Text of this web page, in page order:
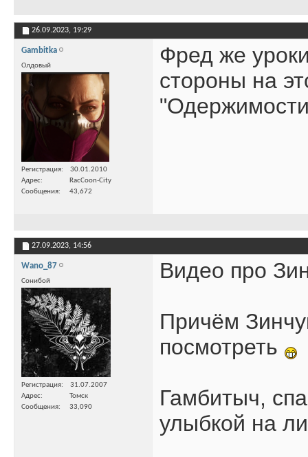
26.09.2023, 19:29
Gambitka
Олдовый
Регистрация
30.01.2010
Адрес
RacCoon-City
Сообщения
43,672
Фред же
стороны на
27.09.2023, 14:56
Wano_87
Сонибой
Регистрация
31.07.2007
Адрес
Томск
Сообщения
33,090
Видео про
Причём
посмотреть
Гамбитыч,
улыбкой на